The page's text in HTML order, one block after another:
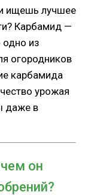
ищешь лучшее
Карбамид —
одно из
огородников
карбамида
урожая
даже в
он